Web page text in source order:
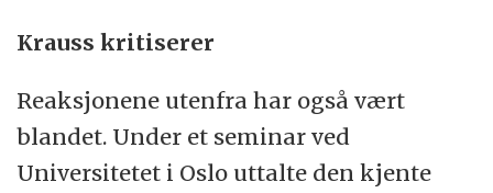
Krauss kritiserer
Reaksjonene utenfra har også vært
blandet. Under et seminar ved
Universitetet i Oslo uttalte den kjente